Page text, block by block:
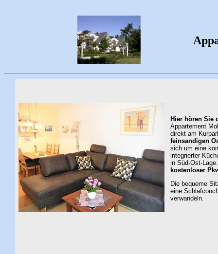
Hier hören Sie
Appartement
direkt am
feinsandigen
sich um eine
integrierter
in Süd-Ost-
kostenloser
Die bequeme
eine
verwandeln.